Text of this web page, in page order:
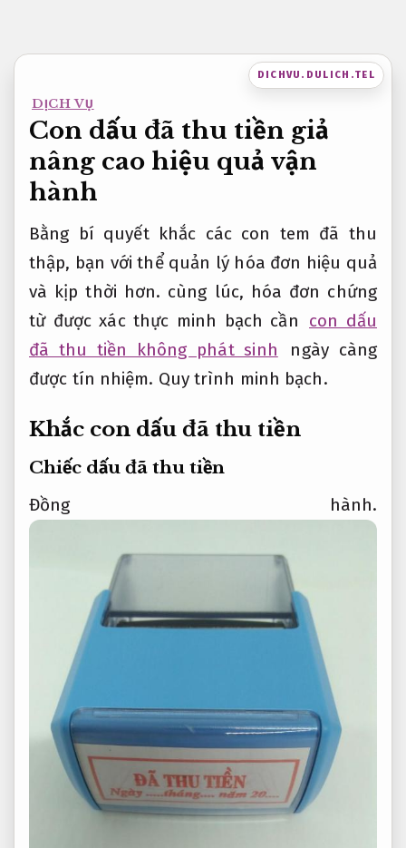
nội
dung
DICHVU.DULICH.TEL
DỊCH VỤ
Con dấu đã thu tiền giả
nâng cao hiệu quả vận
hành
Bằng bí quyết khắc các con tem đã thu
thập, bạn với thể quản lý hóa đơn hiệu quả
và kịp thời hơn. cùng lúc, hóa đơn chứng
từ được xác thực minh bạch cần
con dấu
đã thu tiền không phát sinh
ngày càng
được tín nhiệm. Quy trình minh bạch.
Khắc con dấu đã thu tiền
Chiếc dấu đã thu tiền
Đồng hành.